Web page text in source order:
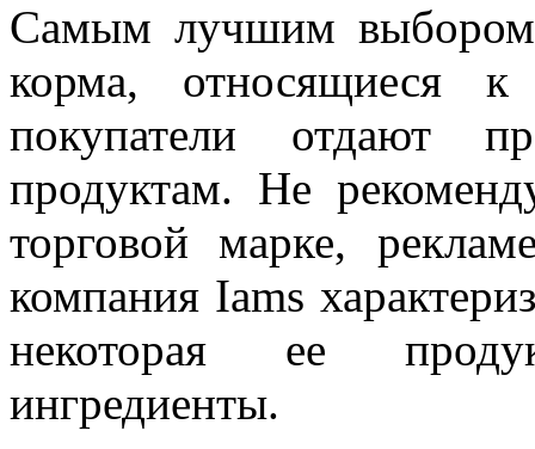
Самым лучшим выбором
корма, относящиеся
покупатели отдают
продуктам. Не
торговой марке,
компания Iams
некоторая ее
ингредиенты.